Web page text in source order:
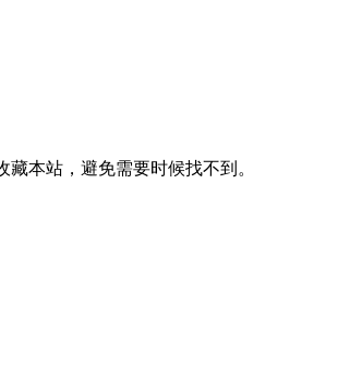
本站，避免需要时候找不到。